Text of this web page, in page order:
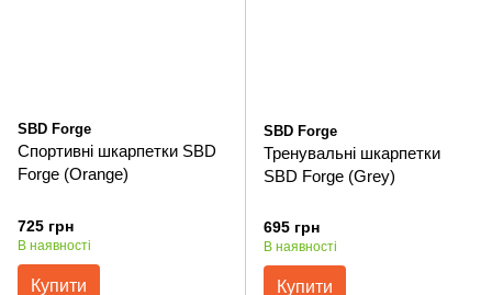
SBD Forge
Спортивні шкарпетки SBD
Forge (Orange)
725 грн
В наявності
Купити
SBD Forge
Тренувальні шкарпетки
SBD Forge (Grey)
695 грн
В наявності
Купити